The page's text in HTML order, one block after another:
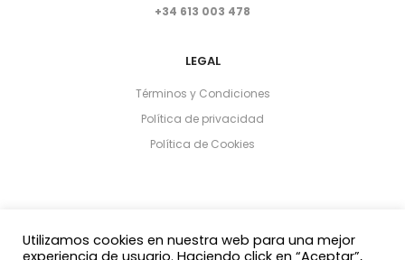
+34 613 003 478
LEGAL
Términos y Condiciones
Política de privacidad
Política de Cookies
Utilizamos cookies en nuestra web para una mejor
experiencia de usuario. Haciendo click en “Aceptar”,